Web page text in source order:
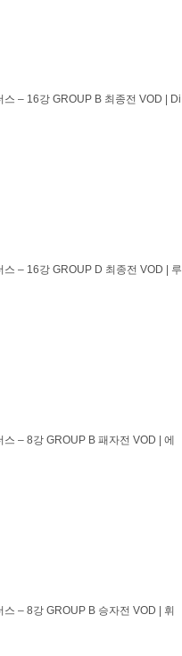
– 16강 GROUP B 최종전 VOD | Di
– 16강 GROUP D 최종전 VOD | 루
– 8강 GROUP B 패자전 VOD | 에
– 8강 GROUP B 승자전 VOD | 휘